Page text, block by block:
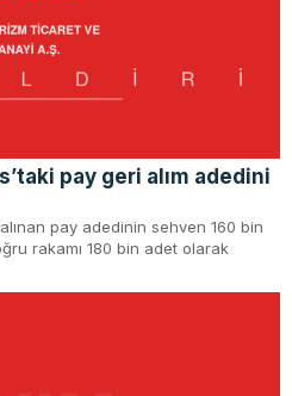
pay geri alım adedini
pay adedinin sehven 160 bin
rakamı 180 bin adet olarak